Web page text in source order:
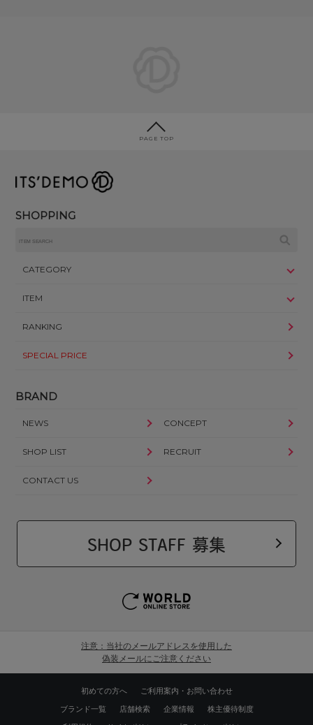
PAGE TOP
SHOPPING
CATEGORY
ITEM
RANKING
SPECIAL PRICE
BRAND
NEWS CONCEPT
SHOP LIST RECRUIT
CONTACT US
SHOP STAFF 募集
注意：当社のメールアドレスを使用した
偽装メールにご注意ください
初めての方へ ご利用案内・お問い合わせ
ブランド一覧 店舗検索 企業情報 株主優待制度